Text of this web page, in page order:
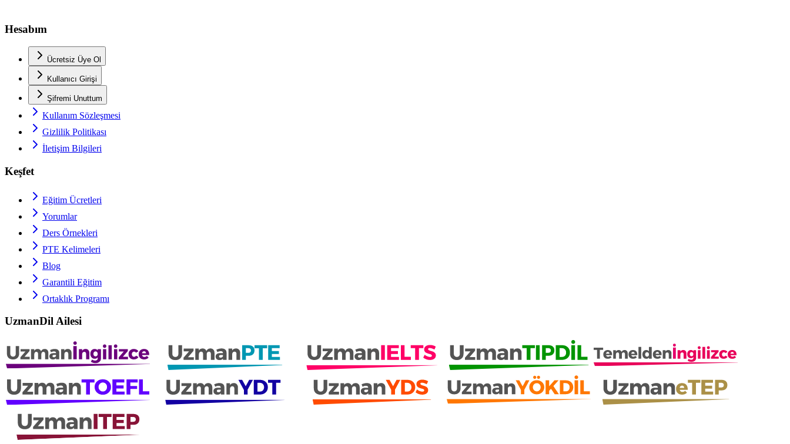
Hesabım
Ücretsiz Üye Ol
Kullanıcı Girişi
Şifremi Unuttum
Kullanım Sözleşmesi
Gizlilik Politikası
İletişim Bilgileri
Keşfet
Eğitim Ücretleri
Yorumlar
Ders Örnekleri
PTE Kelimeleri
Blog
Garantili Eğitim
Ortaklık Programı
UzmanDil Ailesi